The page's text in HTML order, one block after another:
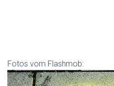
Fotos vom Flashmob: